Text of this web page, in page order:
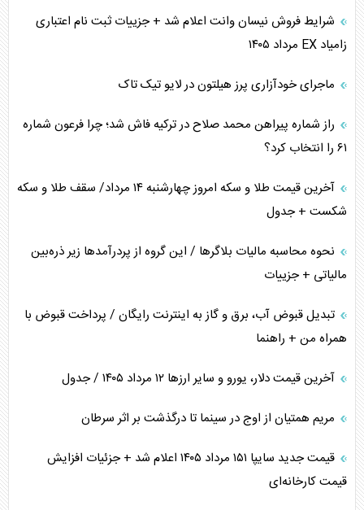
متن و حاشیه سفر نتانیاهو به آمریکا
نقش راهبردی ایران در دیپلماسی غذایی جهان
فضای مجازی، چالش تربیتی خانواده‌ها
پیامدهای خطرناک حمله اوکراین به کشتی ایرانی
شرایط فروش نیسان وانت اعلام شد + جزییات ثبت نام اعتباری
زامیاد EX مرداد ۱۴۰۵
ماجرای خودآزاری پرز هیلتون در لایو تیک تاک
راز شماره پیراهن محمد صلاح در ترکیه فاش شد؛ چرا فرعون شماره
۶۱ را انتخاب کرد؟
آخرین قیمت طلا و سکه امروز چهارشنبه ۱۴ مرداد/ سقف طلا و سکه
شکست + جدول
نحوه محاسبه مالیات بلاگر‌ها / این گروه از پردرآمد‌ها زیر ذره‌بین
مالیاتی + جزییات
تبدیل قبوض آب، برق و گاز به اینترنت رایگان / پرداخت قبوض با
همراه من + راهنما
آخرین قیمت دلار، یورو و سایر ارز‌ها ۱۲ مرداد ۱۴۰۵ / جدول
مریم همتیان از اوج در سینما تا درگذشت بر اثر سرطان
قیمت جدید سایپا ۱۵۱ مرداد ۱۴۰۵ اعلام شد + جزئیات افزایش
قیمت کارخانه‌ای